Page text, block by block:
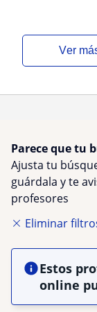
ver
Parece que tu
Ajusta tu
guárdala y te
profesores
Eliminar
Estos
online